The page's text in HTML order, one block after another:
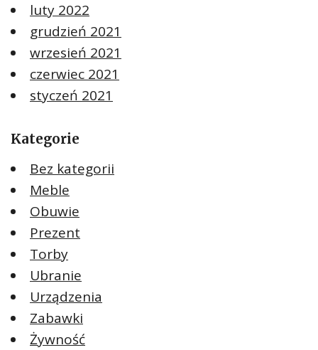
luty 2022
grudzień 2021
wrzesień 2021
czerwiec 2021
styczeń 2021
Kategorie
Bez kategorii
Meble
Obuwie
Prezent
Torby
Ubranie
Urządzenia
Zabawki
Żywność